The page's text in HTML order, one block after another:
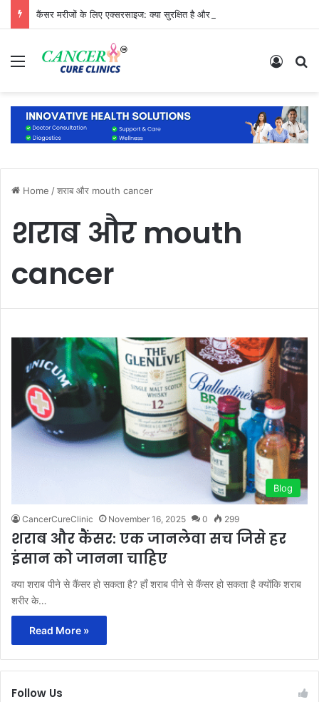
कैंसर मरीजों के लिए एक्सरसाइज: क्या सुरक्षित है और क्या नहीं?
Menu Log In
Home /शराब और mouth cancer
शराब और mouth
cancer
Blog
CancerCureClinic November 16, 2025 0 299
शराब और कैंसर: एक जानलेवा सच जिसे हर
इंसान को जानना चाहिए
क्या शराब पीने से कैंसर हो सकता है? हाँ शराब पीने से कैंसर हो सकता है क्योंकि शराब
शरीर के…
Read More »
Follow Us